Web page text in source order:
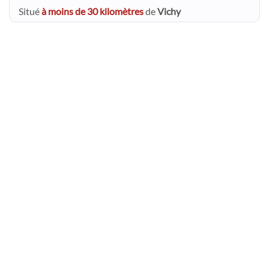
Situéà moins de 30 kilomètresdeVichy